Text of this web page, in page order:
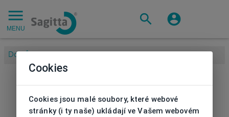
MENU
Domů
Cookies
Cookies jsou malé soubory, které webové
stránky (i ty naše) ukládají ve Vašem webovém